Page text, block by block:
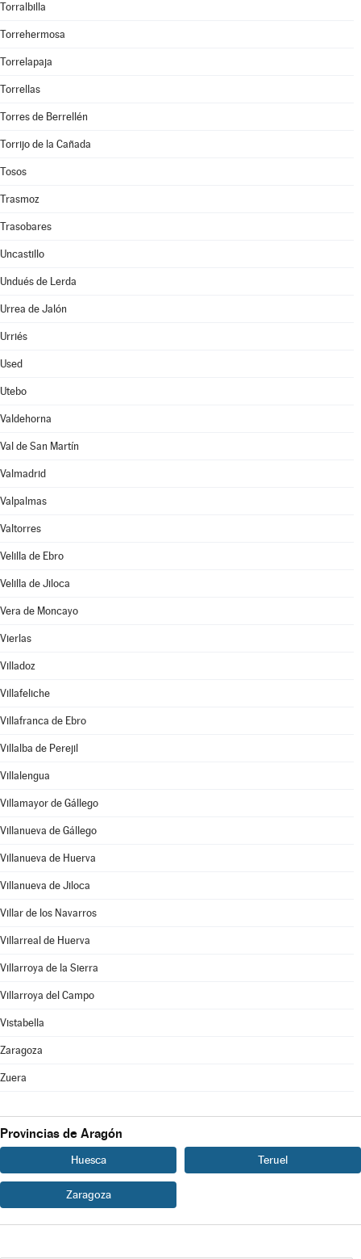
Torralbilla
Torrehermosa
Torrelapaja
Torrellas
Torres de Berrellén
Torrijo de la Cañada
Tosos
Trasmoz
Trasobares
Uncastillo
Undués de Lerda
Urrea de Jalón
Urriés
Used
Utebo
Valdehorna
Val de San Martín
Valmadrid
Valpalmas
Valtorres
Velilla de Ebro
Velilla de Jiloca
Vera de Moncayo
Vierlas
Villadoz
Villafeliche
Villafranca de Ebro
Villalba de Perejil
Villalengua
Villamayor de Gállego
Villanueva de Gállego
Villanueva de Huerva
Villanueva de Jiloca
Villar de los Navarros
Villarreal de Huerva
Villarroya de la Sierra
Villarroya del Campo
Vistabella
Zaragoza
Zuera
Provincias de Aragón
Huesca Teruel
Zaragoza